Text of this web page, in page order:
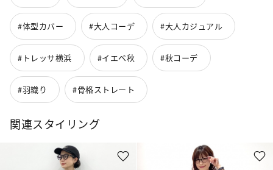
#体型カバー #大人コーデ #大人カジュアル
#トレッサ横浜 #イエベ秋 #秋コーデ
#羽織り #骨格ストレート
関連スタイリング